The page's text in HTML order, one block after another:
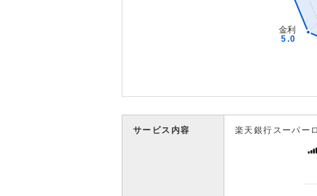
サービス内容 楽天銀行スーパー